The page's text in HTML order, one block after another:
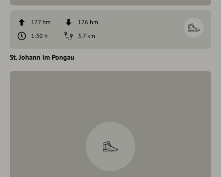
177 hm
176 hm
1:30 h
3,7 km
St. Johann im Pongau